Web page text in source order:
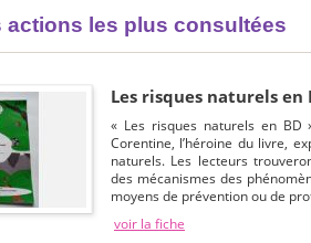
actions les plus consultées
Les risques naturels en
« Les risques naturels en BD
Corentine, l’héroine du livre,
naturels. Les lecteurs
des mécanismes des
moyens de prévention ou de
voir la fiche